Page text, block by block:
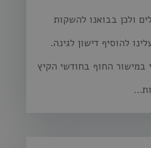
ולכן בבואנו להשקות
להוסיף דישון לגינה.
במישור החוף בחודשי הקיץ